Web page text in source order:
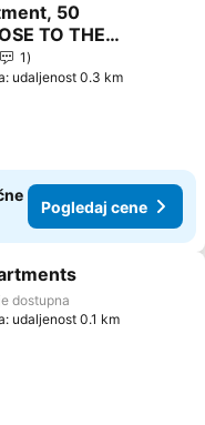
u favorite
50
TO THE
1
udaljenost 0.3 km
Pogledaj cene
favorite
dostupna
udaljenost 0.1 km